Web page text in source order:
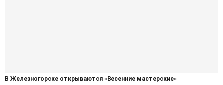
В Железногорске открываются «Весенние мастерские»